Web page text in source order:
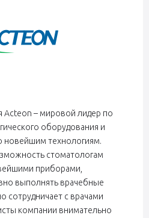
Acteon – мировой лидер по
оборудования и
новейшим технологиям.
стоматологам
приборами,
выполнять врачебные
сотрудничает с врачами
компании внимательно